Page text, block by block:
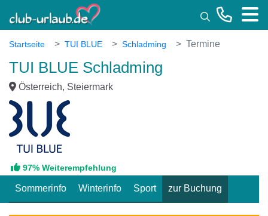
Startseite TUI BLUE Schladming Termine
TUI BLUE Schladming
Österreich, Steiermark
97% Weiterempfehlung
Sommerinfo Winterinfo Sport zur Buchung